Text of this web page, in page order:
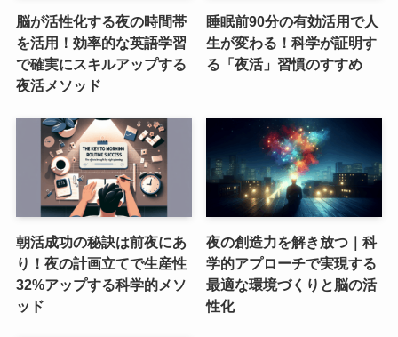
脳が活性化する夜の時間帯
を活用！効率的な英語学習
で確実にスキルアップする
夜活メソッド
睡眠前90分の有効活用で人
生が変わる！科学が証明す
る「夜活」習慣のすすめ
朝活成功の秘訣は前夜にあ
り！夜の計画立てで生産性
32%アップする科学的メソ
ッド
夜の創造力を解き放つ｜科
学的アプローチで実現する
最適な環境づくりと脳の活
性化